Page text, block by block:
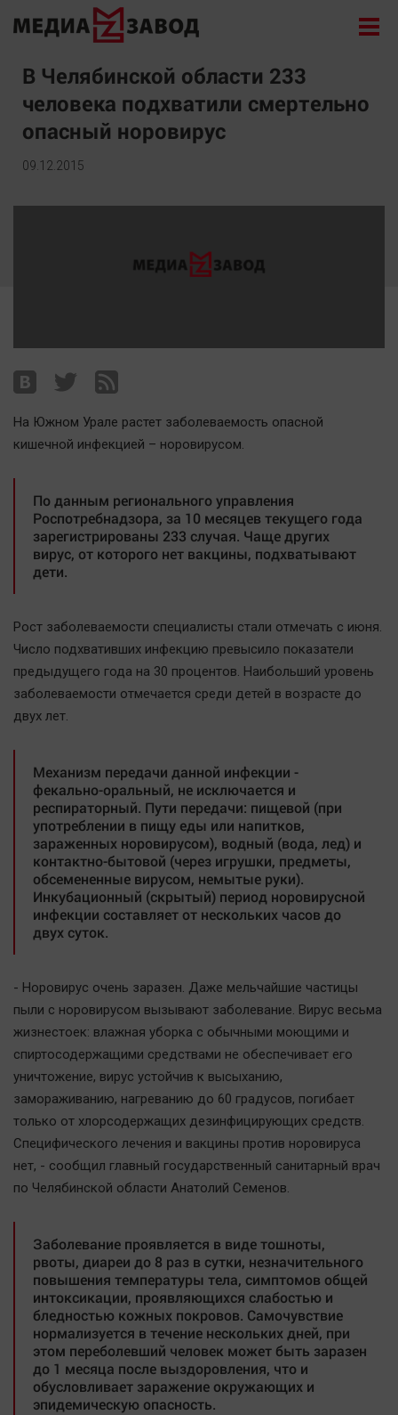
Новости
Экономика
Происшествия
Общество
Архив
Наша победа
Общество
Экономика
Происшествия
Здоровье
Культура
Мнения
Спорт
Образование
Автомобили
XX век: криминальные уроки
Банки
Медиаграмотность
Медицина
Прогулки по городу Ч
Спецпроект
Челябинск космический
Другие рубрики
Bookworms
English version
Online-консультация
Блогеркуль
Быстрый медиазавод
Вирус чтения
Вкусное
Гороскоп
В Челябинской области 233
человека подхватили смертельно
опасный норовирус
09.12.2015
На Южном Урале растет заболеваемость опасной
кишечной инфекцией – норовирусом.
По данным регионального управления
Роспотребнадзора, за 10 месяцев текущего года
зарегистрированы 233 случая. Чаще других
вирус, от которого нет вакцины, подхватывают
дети.
Рост заболеваемости специалисты стали отмечать с июня.
Число подхвативших инфекцию превысило показатели
предыдущего года на 30 процентов. Наибольший уровень
заболеваемости отмечается среди детей в возрасте до
двух лет.
Механизм передачи данной инфекции -
фекально-оральный, не исключается и
респираторный. Пути передачи: пищевой (при
употреблении в пищу еды или напитков,
зараженных норовирусом), водный (вода, лед) и
контактно-бытовой (через игрушки, предметы,
обсемененные вирусом, немытые руки).
Инкубационный (скрытый) период норовирусной
инфекции составляет от нескольких часов до
двух суток.
- Норовирус очень заразен. Даже мельчайшие частицы
пыли с норовирусом вызывают заболевание. Вирус весьма
жизнестоек: влажная уборка с обычными моющими и
спиртосодержащими средствами не обеспечивает его
уничтожение, вирус устойчив к высыханию,
замораживанию, нагреванию до 60 градусов, погибает
только от хлорсодержащих дезинфицирующих средств.
Специфического лечения и вакцины против норовируса
нет, - сообщил главный государственный санитарный врач
по Челябинской области Анатолий Семенов.
Заболевание проявляется в виде тошноты,
рвоты, диареи до 8 раз в сутки, незначительного
повышения температуры тела, симптомов общей
интоксикации, проявляющихся слабостью и
бледностью кожных покровов. Самочувствие
нормализуется в течение нескольких дней, при
этом переболевший человек может быть заразен
до 1 месяца после выздоровления, что и
обусловливает заражение окружающих и
эпидемическую опасность.